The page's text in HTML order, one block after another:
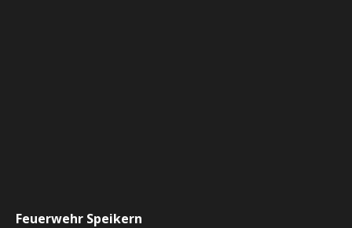
Feuerwehr Speikern